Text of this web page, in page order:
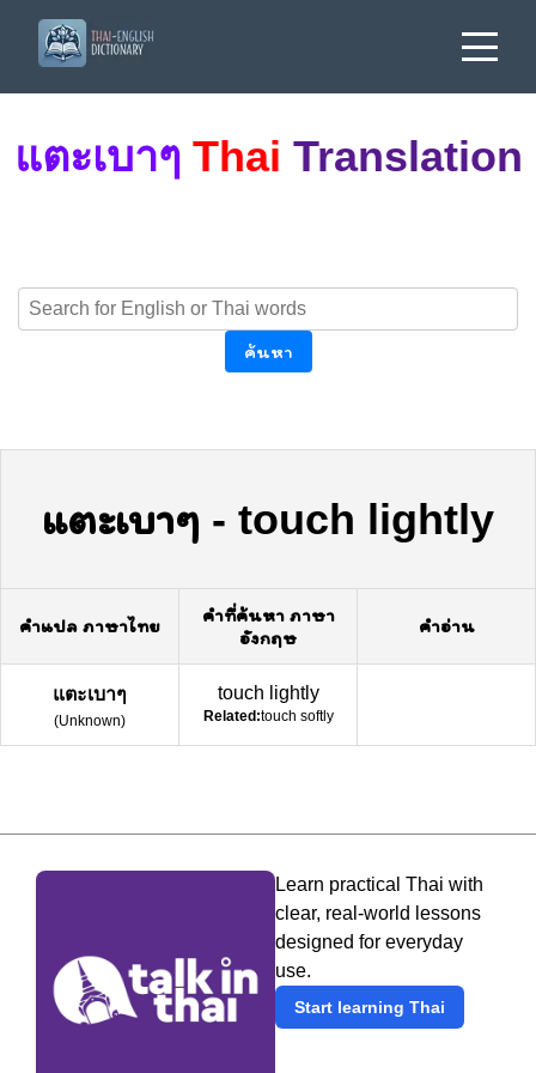
แตะเบาๆ Thai Translation
ค้นหา
แตะเบาๆ - touch lightly
คำแปล ภาษาไทย
คำที่ค้นหา ภาษา
อังกฤษ
คำอ่าน
แตะเบาๆ
(Unknown)
touch lightly
Related:touch softly
Learn practical Thai with
clear, real-world lessons
designed for everyday
use.
Start learning Thai